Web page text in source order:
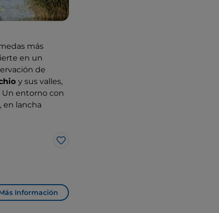
más
en un
de
y sus valles,
Un entorno con
en lancha
Me gusta
Información